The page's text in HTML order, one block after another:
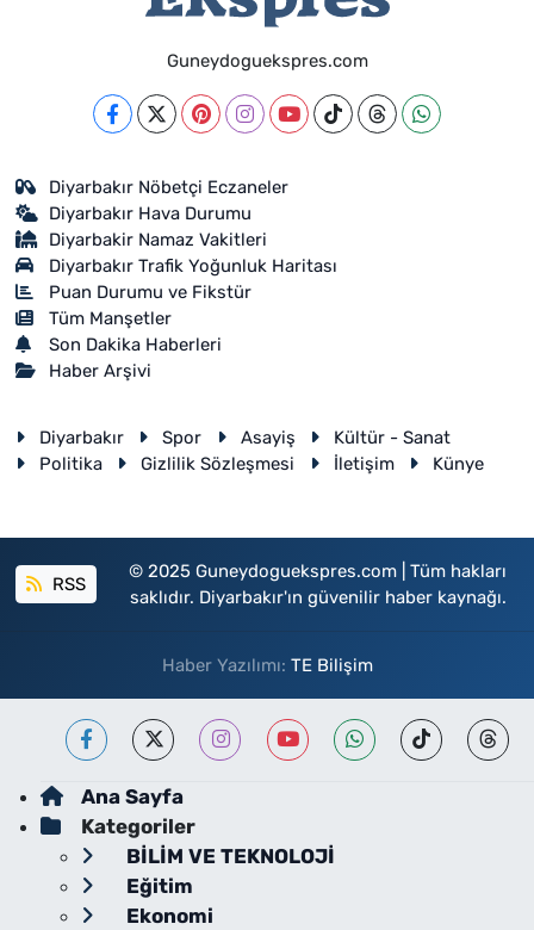
Guneydoguekspres.com
Diyarbakır Nöbetçi Eczaneler
Diyarbakır Hava Durumu
Diyarbakir Namaz Vakitleri
Diyarbakır Trafik Yoğunluk Haritası
Puan Durumu ve Fikstür
Tüm Manşetler
Son Dakika Haberleri
Haber Arşivi
Diyarbakır Spor Asayiş
Kültür - Sanat
Politika
Gizlilik Sözleşmesi İletişim Künye
RSS
© 2025 Guneydoguekspres.com | Tüm hakları
saklıdır. Diyarbakır'ın güvenilir haber kaynağı.
Haber Yazılımı: TE Bilişim
Ana Sayfa
Kategoriler
BİLİM VE TEKNOLOJİ
Eğitim
Ekonomi